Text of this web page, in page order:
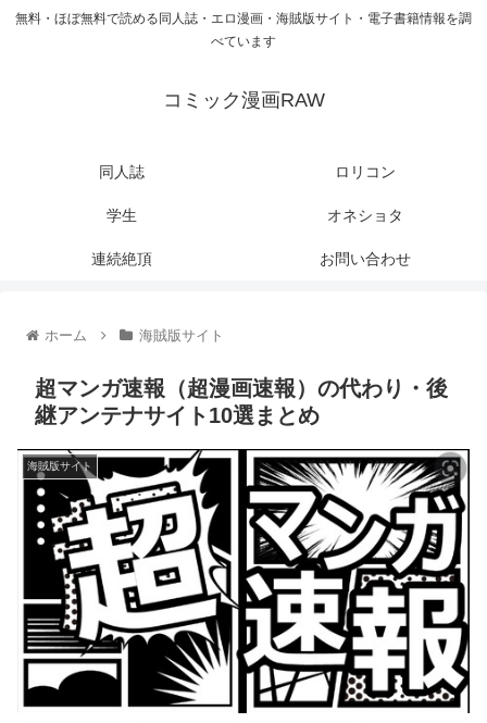
無料・ほぼ無料で読める同人誌・エロ漫画・海賊版サイト・電子書籍情報を調
べています
コミック漫画RAW
同人誌 ロリコン
学生 オネショタ
連続絶頂 お問い合わせ
ホーム 海賊版サイト
超マンガ速報（超漫画速報）の代わり・後
継アンテナサイト10選まとめ
海賊版サイト